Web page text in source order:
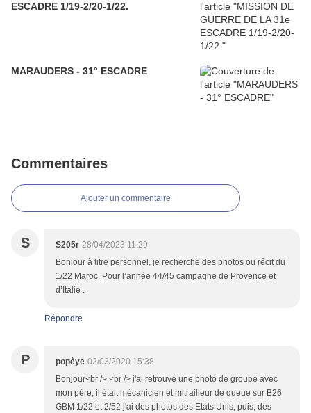
ESCADRE 1/19-2/20-1/22.
MARAUDERS - 31° ESCADRE
Commentaires
Ajouter un commentaire
S S205r 28/04/2023 11:29
Bonjour à titre personnel, je recherche des photos ou récit du
1/22 Maroc. Pour l’année 44/45 campagne de Provence et
d’Italie .
Répondre
P popèye 02/03/2020 15:38
Bonjour<br /> <br /> j'ai retrouvé une photo de groupe avec
mon père, il était mécanicien et mitrailleur de queue sur B26
GBM 1/22 et 2/52 j'ai des photos des Etats Unis, puis, des